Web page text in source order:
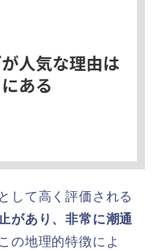
して高く評価される
があり、非常に潮通
の地理的特徴によ